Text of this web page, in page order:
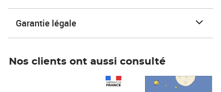
Garantie légale
Nos clients ont aussi consulté
Prix 7,50€